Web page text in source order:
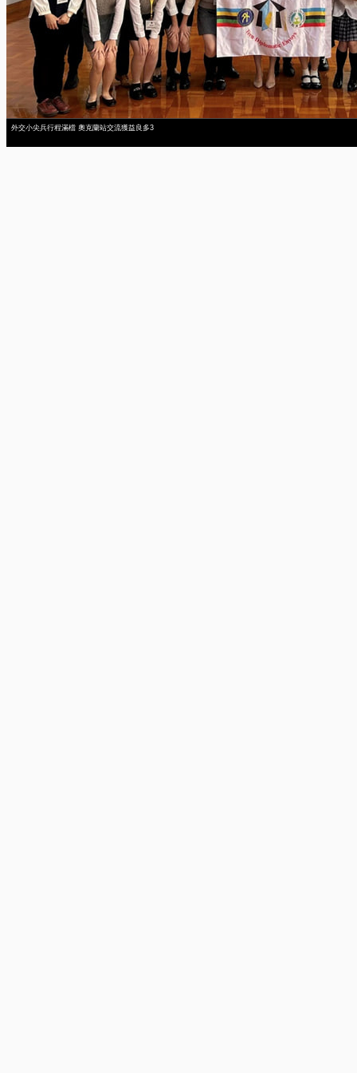
外交小尖兵行程滿檔 奧克蘭站交流獲益良多3